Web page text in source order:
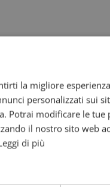
i
dei
interesse
la migliore
personalizzati sui
Potrai modificare le tue
il nostro sito web
di più